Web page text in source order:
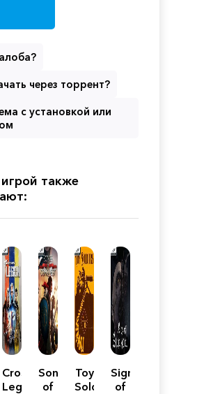
через торрент?
с установкой или
также
Crossfire:
Legion
Songs
of
Toy
Soldiers:
Sign
of